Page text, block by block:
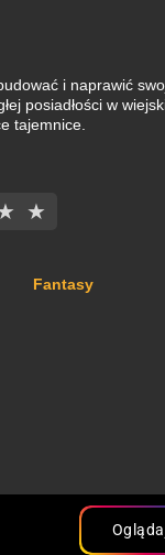
i naprawić
posiadłości w
tajemnice.
★
Fantasy